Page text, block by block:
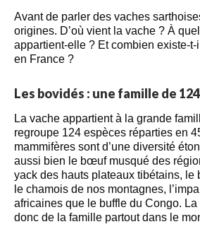
Avant de parler des vaches
origines. D’où vient la vache ? À
appartient-elle ? Et combien existe-
en France ?
Les bovidés : une famille de
La vache appartient à la grande
regroupe 124 espèces réparties en
mammifères sont d’une diversité
aussi bien le bœuf musqué des
yack des hauts plateaux tibétains, le
le chamois de nos montagnes,
africaines que le buffle du Congo.
donc de la famille partout dans le